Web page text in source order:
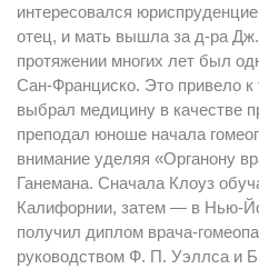
интересовался
отец, и мать вышла за д-ра
протяжении многих лет был
Сан-Франциско. Это привело к
выбрал медицину в качестве
преподал юноше начала
внимание уделяя «Органону
Ганемана. Сначала Клоуз
Калифорнии, затем — в Нью-
получил диплом врача-
руководством Ф. П. Уэллса и